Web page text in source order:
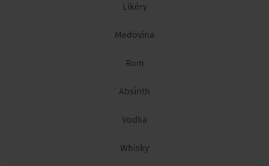
Likéry
Medovina
Rum
Absinth
Vodka
Whisky